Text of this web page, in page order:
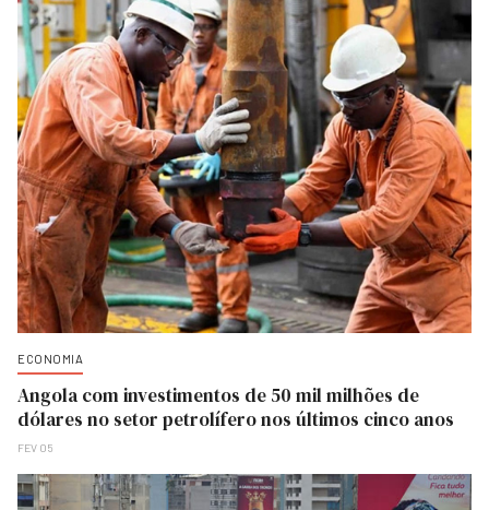
ECONOMIA
Angola com investimentos de 50 mil milhões de
dólares no setor petrolífero nos últimos cinco anos
FEV 05